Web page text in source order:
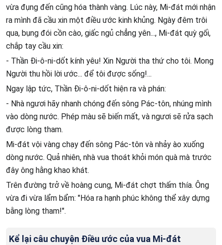
vừa đụng đến cũng hóa thành vàng. Lúc này, Mi-đát mới nhận
ra mình đã cầu xin một điều ước kinh khủng. Ngày đêm trôi
qua, bụng đói cồn cào, giấc ngủ chẳng yên..., Mi-đát quỳ gối,
chắp tay cầu xin:
- Thần Đi-ô-ni-dốt kính yêu! Xin Người tha thứ cho tôi. Mong
Người thu hồi lời ước... để tôi được sống!...
Ngay lập tức, Thần Đi-ô-ni-dốt hiện ra và phán:
- Nhà ngươi hãy nhanh chóng đến sông Pác-tôn, nhúng mình
vào dòng nước. Phép màu sẽ biến mất, và ngươi sẽ rửa sạch
được lòng tham.
Mi-đát vội vàng chạy đến sông Pác-tôn và nhảy ào xuống
dòng nước. Quả nhiên, nhà vua thoát khỏi món quà mà trước
đây ông hằng khao khát.
Trên đường trở về hoàng cung, Mi-đát chợt thấm thía. Ông
vừa đi vừa lẩm bẩm: "Hóa ra hạnh phúc không thể xây dựng
bằng lòng tham!".
Kể lại câu chuyện Điều ước của vua Mi-đát